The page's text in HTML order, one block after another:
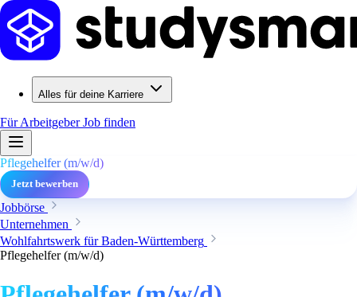
Alles für deine Karriere
Für ArbeitgeberJob finden
Pflegehelfer (m/w/d)
Jetzt bewerben
Jobbörse
Unternehmen
Wohlfahrtswerk für Baden-Württemberg
Pflegehelfer (m/w/d)